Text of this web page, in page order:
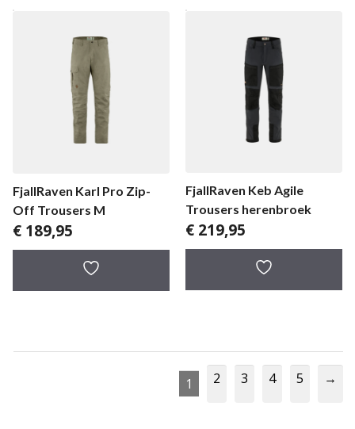
FjallRaven Karl Pro Zip-
Off Trousers M
€ 189,95
FjallRaven Keb Agile
Trousers herenbroek
€ 219,95
1 2 3 4 5 →